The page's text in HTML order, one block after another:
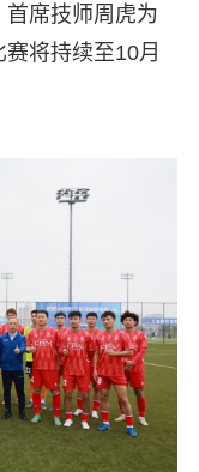
席技师周虎为
将持续至10月